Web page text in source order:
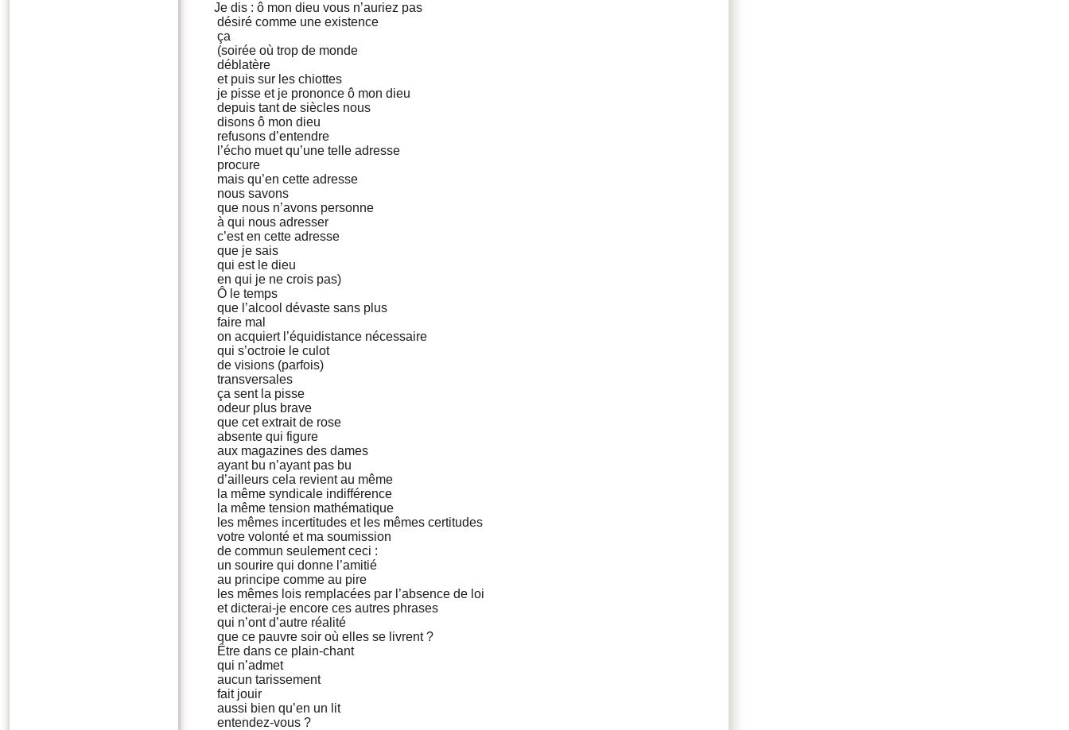
Je dis : ô mon dieu vous n’auriez pas
désiré comme une existence
ça
(soirée où trop de monde
déblatère
et puis sur les chiottes
je pisse et je prononce ô mon dieu
depuis tant de siècles nous
disons ô mon dieu
refusons d’entendre
l’écho muet qu’une telle adresse
procure
mais qu’en cette adresse
nous savons
que nous n’avons personne
à qui nous adresser
c’est en cette adresse
que je sais
qui est le dieu
en qui je ne crois pas)
Ô le temps
que l’alcool dévaste sans plus
faire mal
on acquiert l’équidistance nécessaire
qui s’octroie le culot
de visions (parfois)
transversales
ça sent la pisse
odeur plus brave
que cet extrait de rose
absente qui figure
aux magazines des dames
ayant bu n’ayant pas bu
d’ailleurs cela revient au même
la même syndicale indifférence
la même tension mathématique
les mêmes incertitudes et les mêmes certitudes
votre volonté et ma soumission
de commun seulement ceci :
un sourire qui donne l’amitié
au principe comme au pire
les mêmes lois remplacées par l’absence de loi
et dicterai-je encore ces autres phrases
qui n’ont d’autre réalité
que ce pauvre soir où elles se livrent ?
Être dans ce plain-chant
qui n’admet
aucun tarissement
fait jouir
aussi bien qu’en un lit
entendez-vous ?